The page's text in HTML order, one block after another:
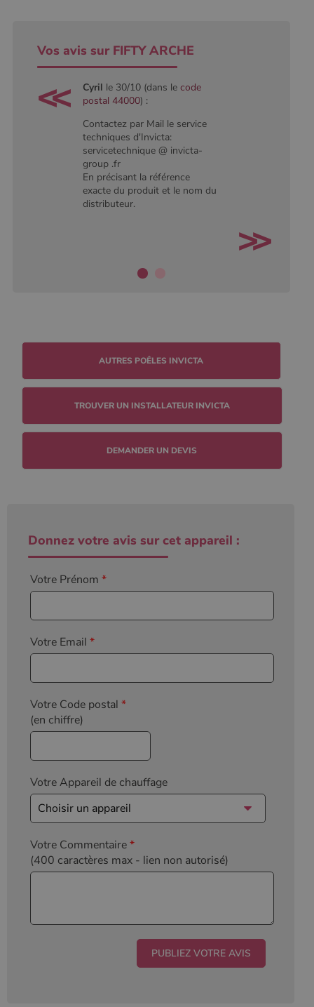
Vos avis sur FIFTY ARCHE
Cyril le 30/10 (dans lecode
postal 44000) :
Contactez par Mail le service
techniques d'Invicta:
servicetechnique @ invicta-
group .fr
En précisant la référence
exacte du produit et le nom du
distributeur.
TROUVER UN INSTALLATEUR INVICTA
DEMANDER UN DEVIS
Donnez votre avis sur cet appareil :
Votre Prénom *
Votre Email *
Votre Code postal *
(en chiffre)
Votre Appareil de chauffage
Votre Commentaire*
(400 caractères max - lien non autorisé)